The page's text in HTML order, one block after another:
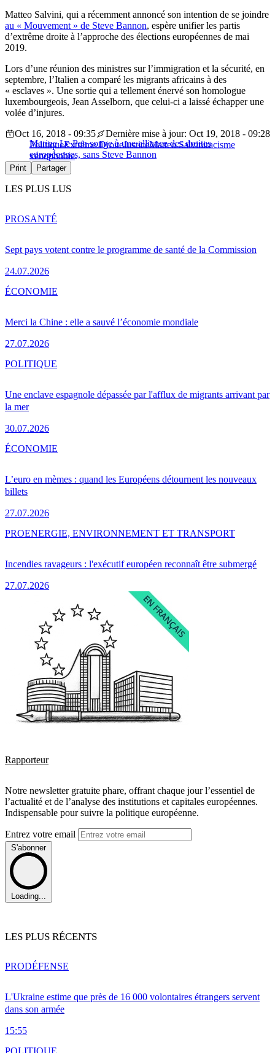
Matteo Salvini, qui a récemment annoncé son intention de se joindre
au « Mouvement » de Steve Bannon, espère unifier les partis
d’extrême droite à l’approche des élections européennes de mai
2019.
Lors d’une réunion des ministres sur l’immigration et la sécurité, en
septembre, l’Italien a comparé les migrants africains à des
« esclaves ». Une sortie qui a tellement énervé son homologue
luxembourgeois, Jean Asselborn, que celui-ci a laissé échapper une
volée d’injures.
Marine Le Pen songe à une alliance des droites
européennes, sans Steve Bannon
Oct 16, 2018 - 09:35
Dernière mise à jour: Oct 19, 2018 - 09:28
PolitiqueExtrême DroiteJusticeMatteo Salviniracisme
xénophobie
Print Partager
LES PLUS LUS
Sept pays votent contre le programme de santé de la Commission
24.07.2026
PROSANTÉ
Merci la Chine : elle a sauvé l’économie mondiale
27.07.2026
ÉCONOMIE
Une enclave espagnole dépassée par l'afflux de migrants arrivant par
la mer
30.07.2026
POLITIQUE
L’euro en mèmes : quand les Européens détournent les nouveaux
billets
27.07.2026
ÉCONOMIE
Incendies ravageurs : l'exécutif européen reconnaît être submergé
27.07.2026
PROENERGIE, ENVIRONNEMENT ET TRANSPORT
Rapporteur
Notre newsletter gratuite phare, offrant chaque jour l’essentiel de
l’actualité et de l’analyse des institutions et capitales européennes.
Indispensable pour suivre la politique européenne.
Entrez votre email
S'abonner
Loading...
LES PLUS RÉCENTS
L'Ukraine estime que près de 16 000 volontaires étrangers servent
dans son armée
15:55
PRODÉFENSE